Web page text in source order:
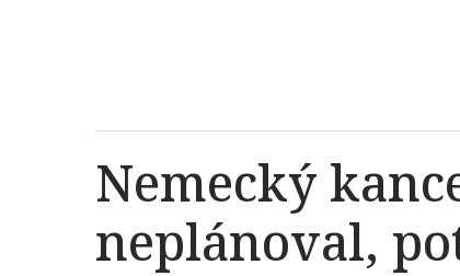
Nemecký
neplánoval,